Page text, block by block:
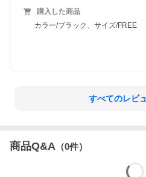
購入した商品
カラー/ブラック、サイズ/FREE
すべてのレビ
商品Q&A （0件）